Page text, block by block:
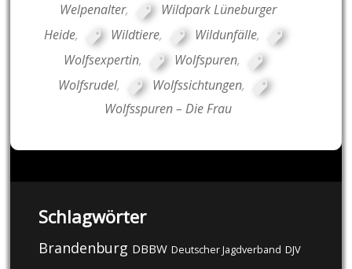
Welpenalter,
Wildpark Lüneburger
Heide, Wildtiere, Wildunfälle,
Wolfsexpertin, Wolfspuren,
Wolfsrudel, Wolfssichtungen,
Wolfsspuren – Die Frau
Schlagwörter
Brandenburg DBBW Deutscher Jagdverband DJV